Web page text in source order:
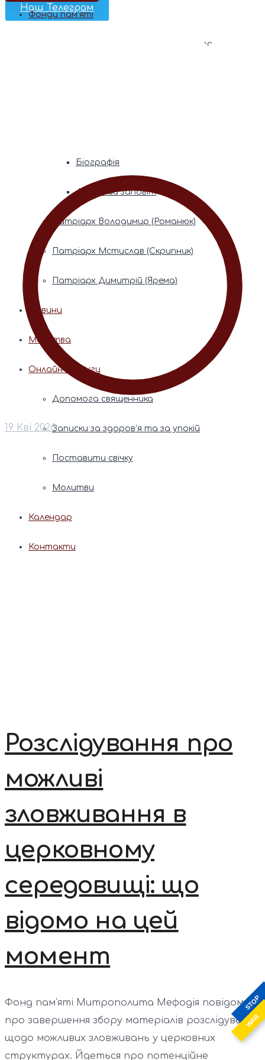
STOP
WAR
Наш Телеграм
Фонди пам’яті
Митрополита Володимира (Сабодана)
Біографія
Духовний заповіт
Патріарх Володимир (Романюк)
Патріарх Мстислав (Скрипник)
Патріарх Димитрій (Ярема)
Новини
Молитва
Онлайн послуги
Допомога священника
Записки за здоров’я та за упокій
Поставити свічку
Молитви
Календар
Контакти
19 Кві 2026
Розслідування про
можливі
зловживання в
церковному
середовищі: що
відомо на цей
момент
Фонд пам’яті Митрополита Мефодія повідомив
про завершення збору матеріалів розслідування
щодо можливих зловживань у церковних
структурах. Йдеться про потенційне